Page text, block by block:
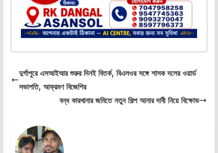
দুর্গাপুরে এসআইআর শুরুর দিনই বিতর্ক, বিএলওর সঙ্গে শাসক দলের ওয়ার্ড
সভাপতি, আক্রমণ বিজেপির
বন্ধ কারখানার জমিতে নতুন শিল্প আনার দাবী নিয়ে বিক্ষোভ